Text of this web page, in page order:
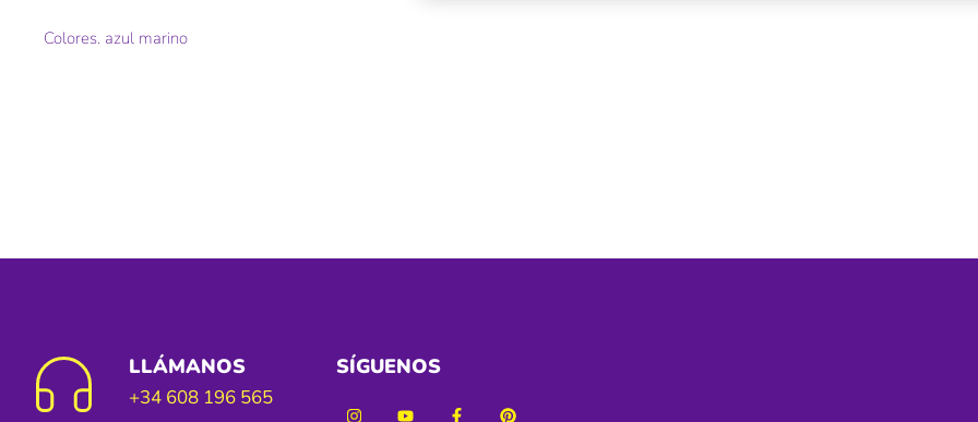
Colores. azul marino
LLÁMANOS
+34 608 196 565
SÍGUENOS